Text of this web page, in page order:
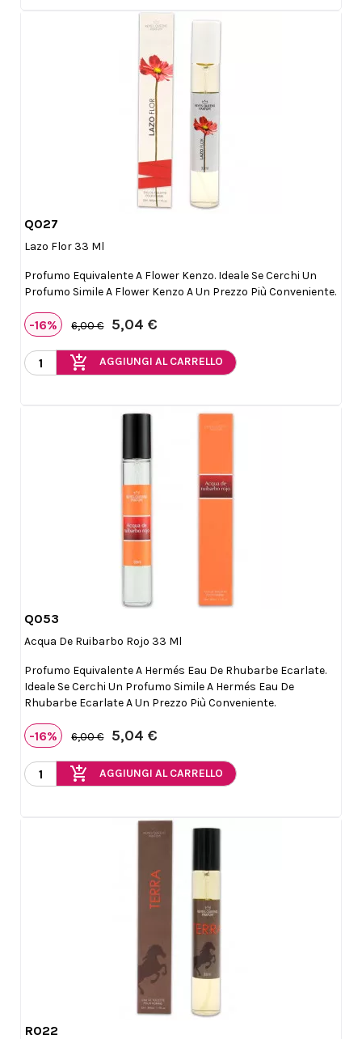
Q027
Lazo Flor 33 Ml
Profumo Equivalente A Flower Kenzo. Ideale Se Cerchi Un
Profumo Simile A Flower Kenzo A Un Prezzo Più Conveniente.
-16% 6,00 € 5,04 €
add_shopping_cart AGGIUNGI AL CARRELLO
Q053
Acqua De Ruibarbo Rojo 33 Ml
Profumo Equivalente A Hermés Eau De Rhubarbe Ecarlate.
Ideale Se Cerchi Un Profumo Simile A Hermés Eau De
Rhubarbe Ecarlate A Un Prezzo Più Conveniente.
-16% 6,00 € 5,04 €
add_shopping_cart AGGIUNGI AL CARRELLO
R022